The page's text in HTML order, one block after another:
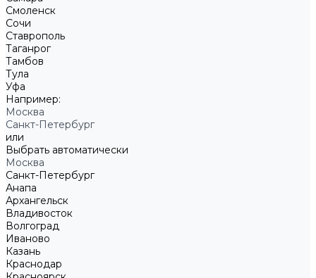
Смоленск
Сочи
Ставрополь
Таганрог
Тамбов
Тула
Уфа
Например:
Москва
Санкт-Петербург
или
Выбрать автоматически
Москва
Санкт-Петербург
Анапа
Архангельск
Владивосток
Волгоград
Иваново
Казань
Краснодар